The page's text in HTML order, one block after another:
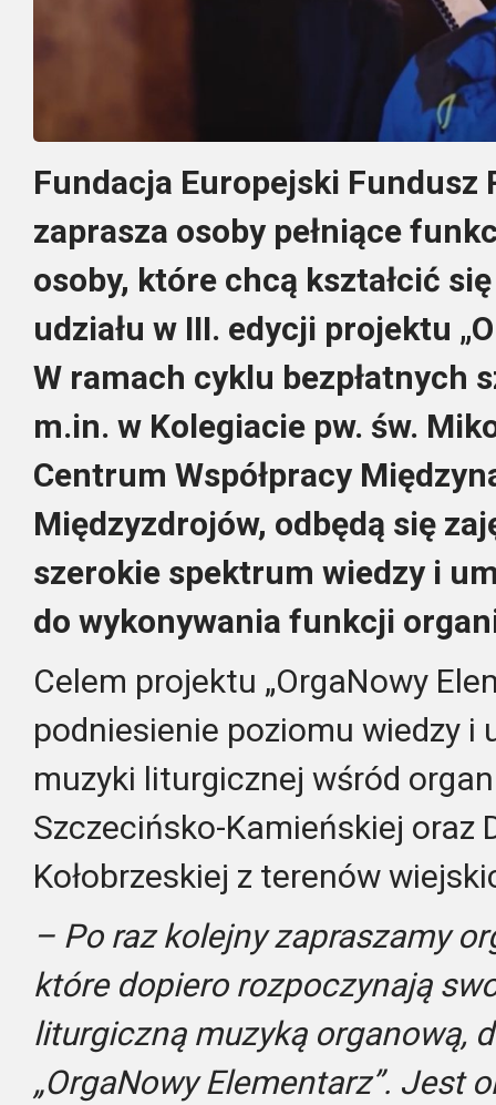
Fundacja Europejski Fundusz
zaprasza osoby pełniące
osoby, które chcą kształcić
udziału w III. edycji projektu
W ramach cyklu bezpłatnych
m.in. w Kolegiacie pw. św.
Centrum Współpracy
Międzyzdrojów, odbędą się
szerokie spektrum wiedzy i
do wykonywania funkcji
Celem projektu „OrgaNowy
podniesienie poziomu wiedzy i
muzyki liturgicznej wśród
Szczecińsko-Kamieńskiej oraz
Kołobrzeskiej z terenów
– Po raz kolejny zapraszamy
które dopiero rozpoczynają
liturgiczną muzyką organową,
„OrgaNowy Elementarz”. Jest